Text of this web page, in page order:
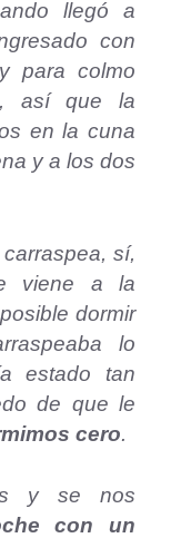
llegó a
con
para colmo
, así que la
en la cuna
y a los dos
sí,
viene a la
dormir
lo
estado tan
de que le
cero.
y se nos
con un